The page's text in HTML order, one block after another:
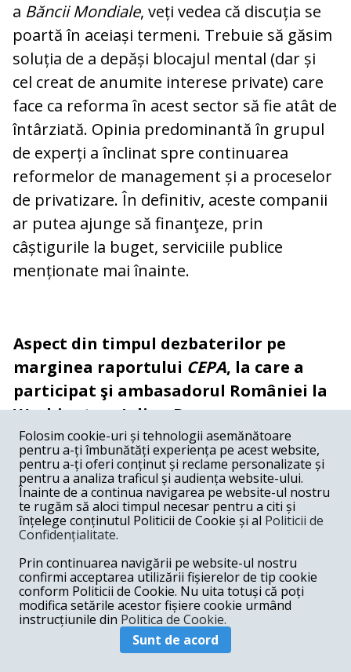
a Băncii Mondiale, veți vedea că discuția se
poartă în aceiași termeni. Trebuie să găsim
soluția de a depăși blocajul mental (dar și
cel creat de anumite interese private) care
face ca reforma în acest sector să fie atât de
întârziată. Opinia predominantă în grupul
de experți a înclinat spre continuarea
reformelor de management și a proceselor
de privatizare. În definitiv, aceste companii
ar putea ajunge să finanţeze, prin
câștigurile la buget, serviciile publice
menționate mai înainte.
Aspect din timpul dezbaterilor pe
marginea raportului CEPA, la care a
participat şi ambasadorul României la
Washington, Iulian Buga
Putem spune că unul dintre rezultatele
proiectuluiCEPAeste și creionarea unor
principii pe care ar trebui să ne concentrăm,
astfel încât, în timp, ele să fie internalizate la
nivelul culturii instituționale publice din
România? Transparență, responsabilitate,
toate sunt instincte ale unei democrații
mature, consolidate.
Schimbare de agendă
Folosim cookie-uri și tehnologii asemănătoare
pentru a-ți îmbunătăți experiența pe acest website,
pentru a-ți oferi conținut și reclame personalizate și
pentru a analiza traficul și audiența website-ului.
Înainte de a continua navigarea pe website-ul nostru
te rugăm să aloci timpul necesar pentru a citi și
înțelege conținutul Politicii de Cookie și al Politicii de
Confidențialitate.
Prin continuarea navigării pe website-ul nostru
confirmi acceptarea utilizării fișierelor de tip cookie
conform Politicii de Cookie. Nu uita totuși că poți
modifica setările acestor fișiere cookie urmând
instrucțiunile din Politica de Cookie.
Sunt de acord